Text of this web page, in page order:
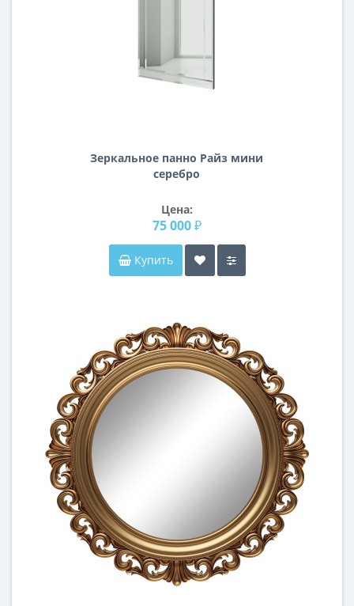
Зеркальное панно Райз мини
серебро
Цена:
75 000 ₽
Купить